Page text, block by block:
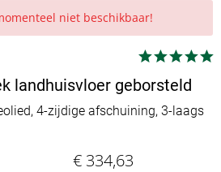
niet beschikbaar!
landhuisvloer geborsteld
4-zijdige afschuining, 3-laags
€ 334,63